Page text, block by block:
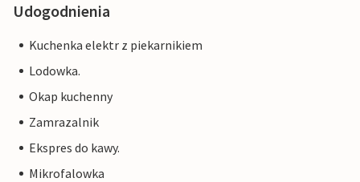
Udogodnienia
Kuchenka elektr z piekarnikiem
Lodowka.
Okap kuchenny
Zamrazalnik
Ekspres do kawy.
Mikrofalowka